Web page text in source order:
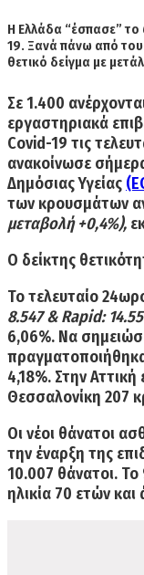
Η Ελλάδα “έσπασε”
19. Ξανά πάνω από
θετικό δείγμα με
Σε1.400
εργαστηριακά
Covid-19 τις
ανακοίνωσε
Δημόσιας Υγείας
τωνκρουσμάτων
μεταβολή +0,4%),
Ο δείκτης
Το τελευταίο
8.547 & Rapid:
6,06%. Να
4,18%. Στην
Θεσσαλονίκη 207
Οινέοι θάνατοι
την έναρξη της
10.007 θάνατοι. Το
ηλικία 70 ετών και